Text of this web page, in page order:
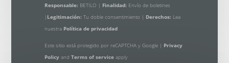
Responsable: BETILO | Finalidad: Envío de boletines
| Legitimación: Tu doble consentimiento | Derechos: Lea
nuestra Política de privacidad
Este sitio está protegido por reCAPTCHA y Google | Privacy
Policy and Terms of serviceapply